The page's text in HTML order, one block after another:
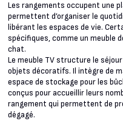
Les rangements occupent une
permettent d’organiser le
libérant les espaces de vie.
spécifiques, comme un meuble
chat.
Le meuble TV structure le
objets décoratifs. Il intègre de
espace de stockage pour les
conçus pour accueillir leurs
rangement qui permettent de
dégagé.